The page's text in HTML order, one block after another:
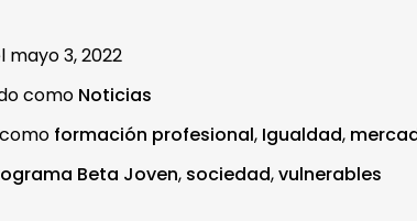
mayo 3, 2022
como Noticias
formación profesional, Igualdad,
Beta Joven, sociedad,vulnerables